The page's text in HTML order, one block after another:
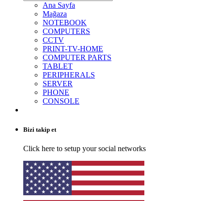
Ana Sayfa
Mağaza
NOTEBOOK
COMPUTERS
CCTV
PRINT-TV-HOME
COMPUTER PARTS
TABLET
PERIPHERALS
SERVER
PHONE
CONSOLE
Bizi takip et
Click here to setup your social networks